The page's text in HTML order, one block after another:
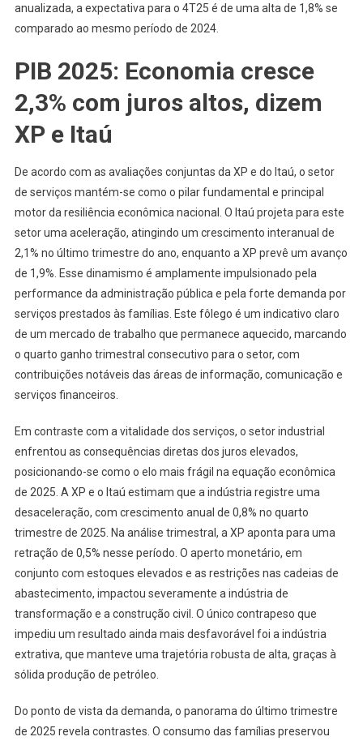
anualizada, a expectativa para o 4T25 é de uma alta de 1,8% se
comparado ao mesmo período de 2024.
PIB 2025: Economia cresce
2,3% com juros altos, dizem
XP e Itaú
De acordo com as avaliações conjuntas da XP e do Itaú, o setor
de serviços mantém-se como o pilar fundamental e principal
motor da resiliência econômica nacional. O Itaú projeta para este
setor uma aceleração, atingindo um crescimento interanual de
2,1% no último trimestre do ano, enquanto a XP prevê um avanço
de 1,9%. Esse dinamismo é amplamente impulsionado pela
performance da administração pública e pela forte demanda por
serviços prestados às famílias. Este fôlego é um indicativo claro
de um mercado de trabalho que permanece aquecido, marcando
o quarto ganho trimestral consecutivo para o setor, com
contribuições notáveis das áreas de informação, comunicação e
serviços financeiros.
Em contraste com a vitalidade dos serviços, o setor industrial
enfrentou as consequências diretas dos juros elevados,
posicionando-se como o elo mais frágil na equação econômica
de 2025. A XP e o Itaú estimam que a indústria registre uma
desaceleração, com crescimento anual de 0,8% no quarto
trimestre de 2025. Na análise trimestral, a XP aponta para uma
retração de 0,5% nesse período. O aperto monetário, em
conjunto com estoques elevados e as restrições nas cadeias de
abastecimento, impactou severamente a indústria de
transformação e a construção civil. O único contrapeso que
impediu um resultado ainda mais desfavorável foi a indústria
extrativa, que manteve uma trajetória robusta de alta, graças à
sólida produção de petróleo.
Do ponto de vista da demanda, o panorama do último trimestre
de 2025 revela contrastes. O consumo das famílias preservou